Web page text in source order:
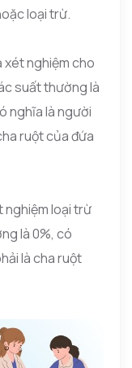
loại trừ.
xét nghiệm cho
suất thường là
nghĩa là người
ruột của đứa
nghiệm loại trừ
là 0%, có
là cha ruột